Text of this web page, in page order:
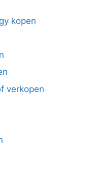
kopen
verkopen